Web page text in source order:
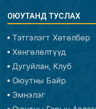
ОЮУТАНД ТУСЛАХ
Тэтгэлэгт Хөтөлбөр
Хөнгөлөлтүүд
Дугуйлан, Клуб
Оюутны Байр
Эмнэлэг